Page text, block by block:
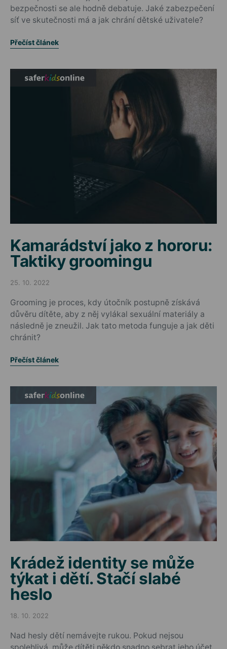
bezpečnosti se ale hodně debatuje. Jaké zabezpečení
síť ve skutečnosti má a jak chrání dětské uživatele?
Přečíst článek
Kamarádství jako z hororu:
Taktiky groomingu
Posted on
25. 10. 2022
Grooming je proces, kdy útočník postupně získává
důvěru dítěte, aby z něj vylákal sexuální materiály a
následně je zneužil. Jak tato metoda funguje a jak děti
chránit?
Přečíst článek
Krádež identity se může
týkat i dětí. Stačí slabé
heslo
Posted on
18. 10. 2022
Nad hesly dětí nemávejte rukou. Pokud nejsou